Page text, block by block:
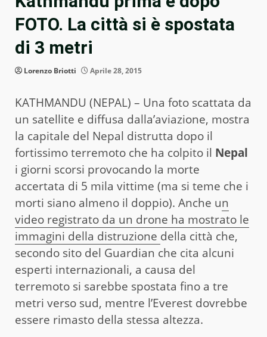
FOTO. La città si è spostata
di 3 metri
Lorenzo Briotti Aprile 28, 2015
KATHMANDU (NEPAL) – Una foto scattata da
un satellite e diffusa dalla’aviazione, mostra
la capitale del Nepal distrutta dopo il
fortissimo terremoto che ha colpito il Nepal
i giorni scorsi provocando la morte
accertata di 5 mila vittime (ma si teme che i
morti siano almeno il doppio). Anche un
video registrato da un drone ha mostrato le
immagini della distruzione della città che,
secondo sito del Guardian che cita alcuni
esperti internazionali, a causa del
terremoto si sarebbe spostata fino a tre
metri verso sud, mentre l’Everest dovrebbe
essere rimasto della stessa altezza.